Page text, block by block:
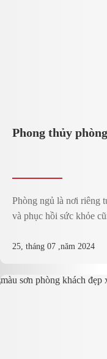
Phong thủy
Phòng ngủ là nơi riêng
và phục hồi sức khỏe
trí giường, màu sắc,
25, tháng 07 ,năm 2024